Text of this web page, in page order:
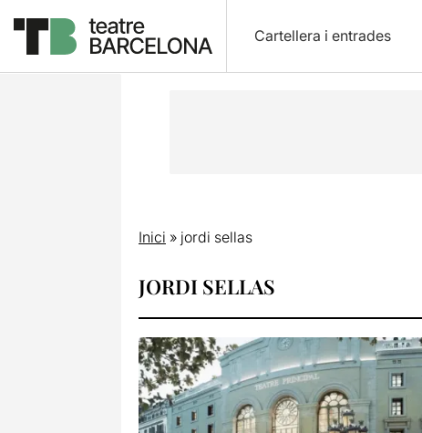
Cartellera i entrades
Inici » jordi sellas
JORDI SELLAS